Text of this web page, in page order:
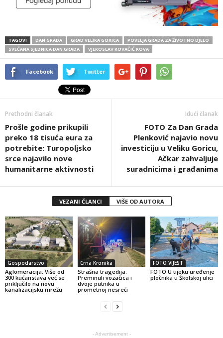
TAGOVI DAN GRADA GRAD VELIKA GORICA
POVELJA GRADA ZA ŽIVOTNO DJELO
SVEČANA SJEDNICA DAN GRADA
VJEKOSLAV KOVAČIĆ KOVA
Facebook Twitter
Prethodni članak
Prošle godine prikupili
preko 18 tisuća eura za
potrebite: Turopoljsko
srce najavilo nove
humanitarne aktivnosti
Idući članak
FOTO Za Dan Grada
Plenković najavio novu
investiciju u Veliku Goricu,
Ačkar zahvaljuje
suradnicima i građanima
VEZANI ČLANCI VIŠE OD AUTORA
Gospodarstvo
Aglomeracija: Više od
300 kućanstava već se
priključilo na novu
kanalizacijsku mrežu
Crna Kronika
Strašna tragedija:
Preminuli vozačica i
dvoje putnika u
prometnoj nesreći
FOTO VIJEST
FOTO U tijeku uređenje
pločnika u Školskoj ulici
- Advertisement -